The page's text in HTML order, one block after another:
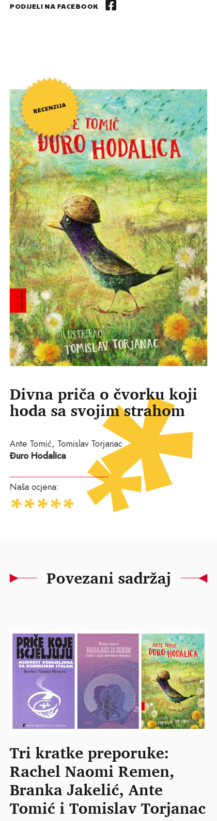
PODIJELI NA FACEBOOK
Divna priča o čvorku koji
hoda sa svojim strahom
Ante Tomić, Tomislav Torjanac
Đuro Hodalica
Naša ocjena:
Povezani sadržaj
Tri kratke preporuke:
Rachel Naomi Remen,
Branka Jakelić, Ante
Tomić i Tomislav Torjanac